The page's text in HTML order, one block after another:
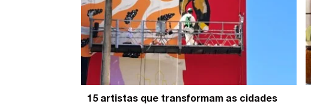
15 artistas que transformam as cidades